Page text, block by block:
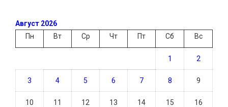
Август 2026
Пн
Вт Ср Чт Пт Сб Вс
1 2
3 4 5 6 7 8 9
10 11 12 13 14 15 16